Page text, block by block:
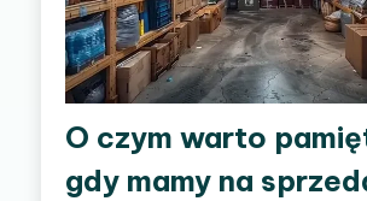
O czym warto
gdy mamy na